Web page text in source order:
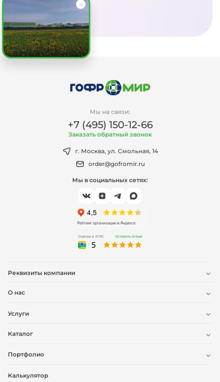
Мы на связи:
+7 (495) 150-12-66
Заказать обратный звонок
г. Москва, ул. Смольная, 14
order@gofromir.ru
Мы в социальных сетях:
Реквизиты компании
О нас
Услуги
Каталог
Портфолио
Калькулятор